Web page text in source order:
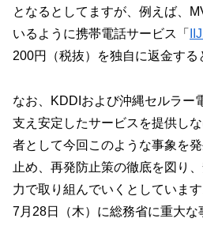
となるとしてますが、例えば、
いるように携帯電話サービス「
200円（税抜）を独自に返金する
なお、KDDIおよび沖縄セルラー
支え安定したサービスを提供し
者として今回このような事象を
止め、再発防止策の徹底を図り
力で取り組んでいくとしていま
7月28日（木）に総務省に重大